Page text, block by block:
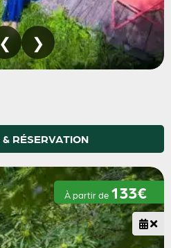
RÉSERVATION
À partir de 133€